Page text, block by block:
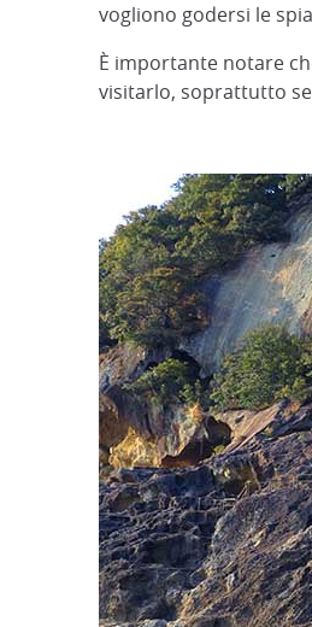
vogliono godersi le
È importante notare
visitarlo, soprattutto